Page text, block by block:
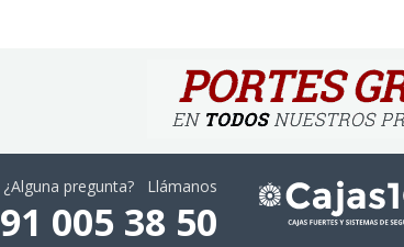
¿Alguna pregunta? Llámanos
91 005 38 50